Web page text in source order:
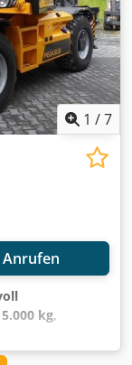
1 /7
Anrufen
5.000 kg,
Diesel,